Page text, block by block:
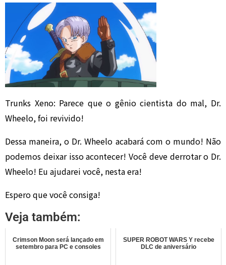
Trunks Xeno: Parece que o gênio cientista do mal, Dr.
Wheelo, foi revivido!
Dessa maneira, o Dr. Wheelo acabará com o mundo! Não
podemos deixar isso acontecer! Você deve derrotar o Dr.
Wheelo! Eu ajudarei você, nesta era!
Espero que você consiga!
Veja também:
Crimson Moon será lançado em
setembro para PC e consoles
SUPER ROBOT WARS Y recebe
DLC de aniversário